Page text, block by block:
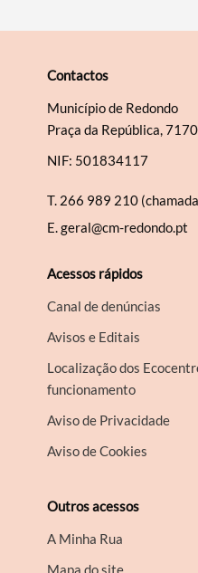
Contactos
Município de Redondo
Praça da República,
NIF: 501834117
T. 266 989 210
E.geral@cm-redondo.pt
Acessos rápidos
Canal de denúncias
Avisos e Editais
Localização dos
funcionamento
Aviso de Privacidade
Aviso de Cookies
Outros acessos
A Minha Rua
Mapa do site